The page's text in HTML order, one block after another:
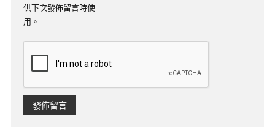
供下次發佈留言時使
用。